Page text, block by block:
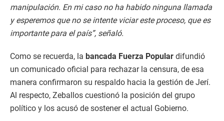
manipulación. En mi caso no ha habido ninguna llamada
y esperemos que no se intente viciar este proceso, que es
importante para el país”, señaló.
Como se recuerda, la bancada Fuerza Popular difundió
un comunicado oficial para rechazar la censura, de esa
manera confirmaron su respaldo hacia la gestión de Jerí.
Al respecto, Zeballos cuestionó la posición del grupo
político y los acusó de sostener el actual Gobierno.